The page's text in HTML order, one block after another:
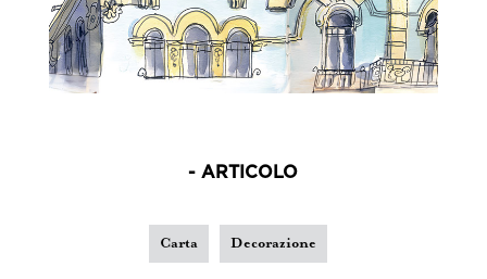
- ARTICOLO
Carta Decorazione